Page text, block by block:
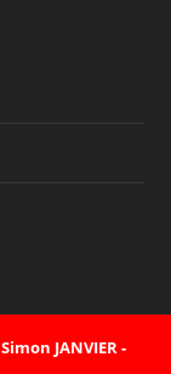
Simon JANVIER -